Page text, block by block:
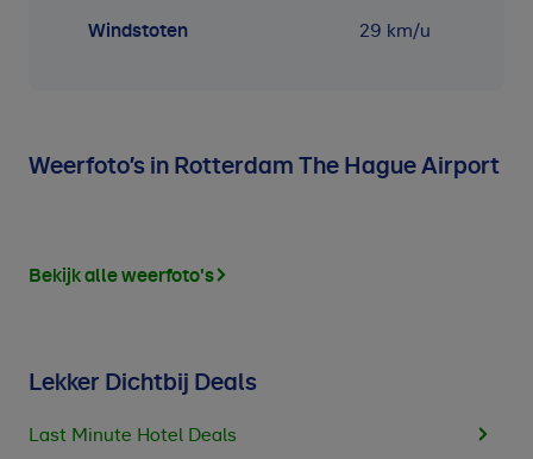
Windstoten 29 km/u
Weerfoto’s in Rotterdam The Hague Airport
Bekijk alle weerfoto's
Lekker Dichtbij Deals
Last Minute Hotel Deals